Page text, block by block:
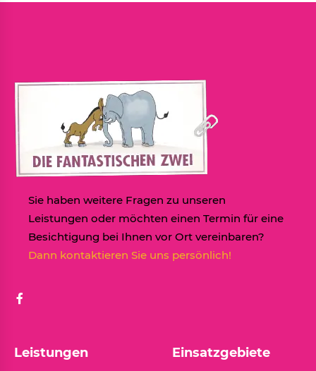
Sie haben weitere Fragen zu unseren
Leistungen oder möchten einen Termin für eine
Besichtigung bei Ihnen vor Ort vereinbaren?
Dann kontaktieren Sie uns persönlich!
Leistungen Einsatzgebiete